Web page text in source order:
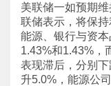
美联储一如预期
联储表示，将保持
能源、银行与资本
1.43%和1.43%，
表现滞后，分别
升5.0%，能源公